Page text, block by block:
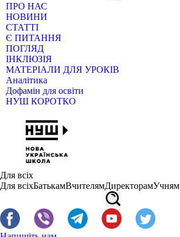
ПРО НАС
НОВИНИ
СТАТТІ
Є ПИТАННЯ
ПОГЛЯД
ІНКЛЮЗІЯ
МАТЕРІАЛИ ДЛЯ УРОКІВ
Аналітика
Дофамін для освіти
НУШ КОРОТКО
Для всіх
Для всіхБатькамВчителямДиректорамУчням